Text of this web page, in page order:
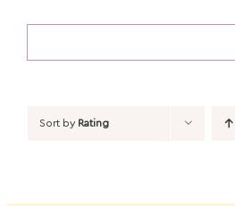
Sort by Rating